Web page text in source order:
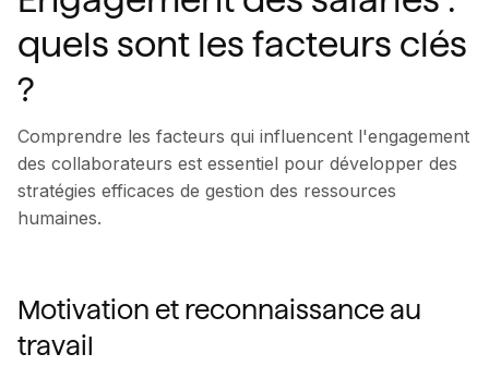
quels sont les facteurs clés
?
Comprendre les facteurs qui influencent l'engagement
des collaborateurs est essentiel pour développer des
stratégies efficaces de gestion des ressources
humaines.
Motivation et reconnaissance au
travail